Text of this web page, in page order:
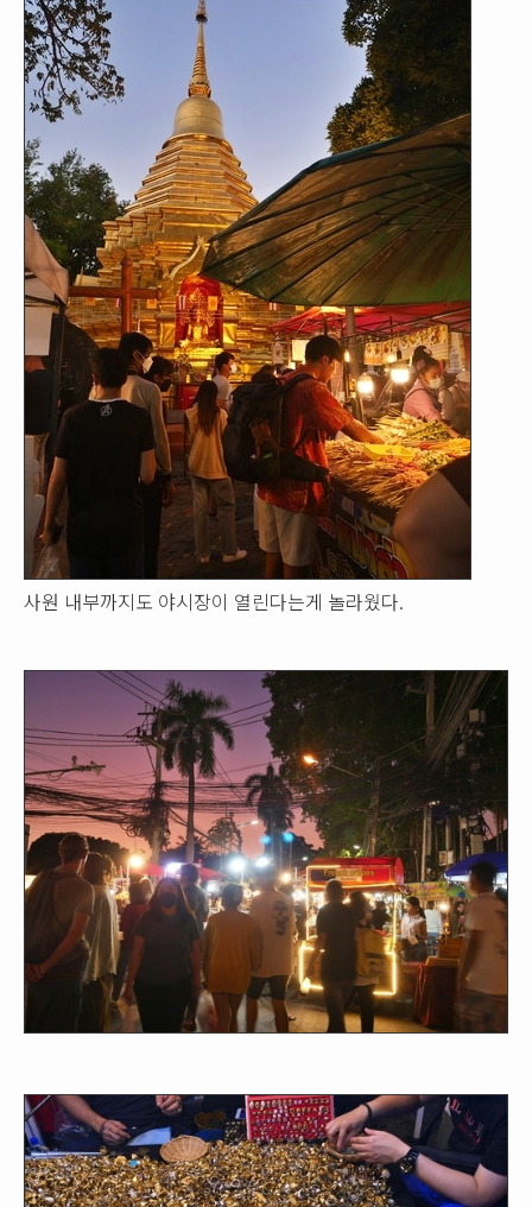
사원 내부까지도 야시장이 열린다는게 놀라웠다.